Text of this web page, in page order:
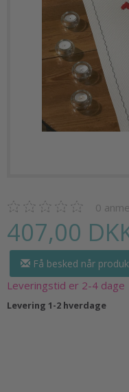
0
407,00
Få besked når
Leveringstid er 2-4 dage
Levering 1-2 hverdage